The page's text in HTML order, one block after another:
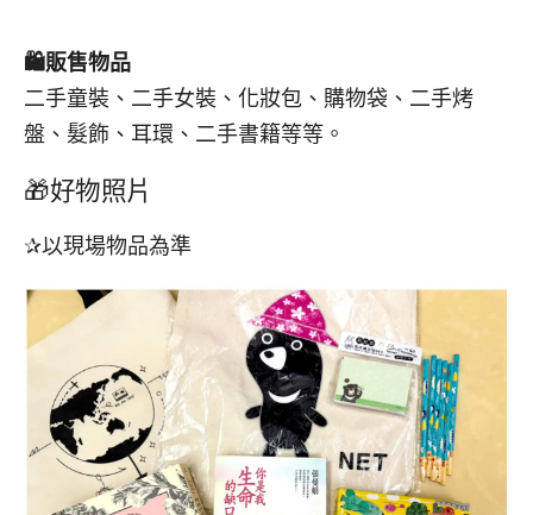
🛍️販售物品
二手童裝、二手女裝、化妝包、購物袋、二手烤
盤、髮飾、耳環、二手書籍等等。
🎁好物照片
✰以現場物品為準